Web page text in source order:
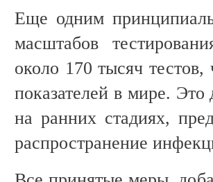
Еще одним
масштабов
около 170 тысяч
показателей в мире.
на ранних стадиях,
распространение